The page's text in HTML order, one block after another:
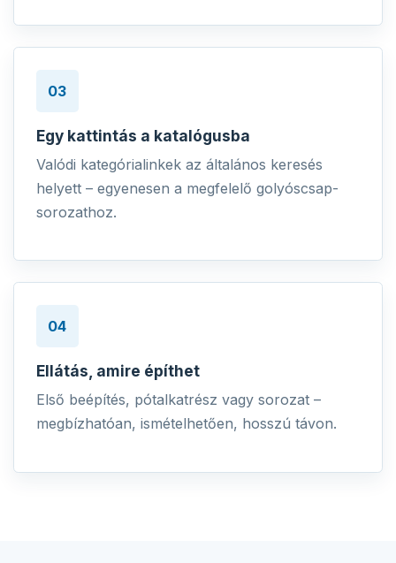
03
Egy kattintás a katalógusba
Valódi kategórialinkek az általános keresés
helyett – egyenesen a megfelelő golyóscsap-
sorozathoz.
04
Ellátás, amire építhet
Első beépítés, pótalkatrész vagy sorozat –
megbízhatóan, ismételhetően, hosszú távon.